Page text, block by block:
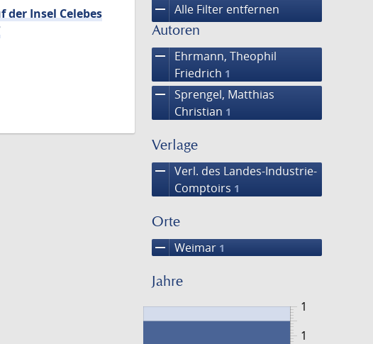
remove Alle Filter entfernen
Autoren
remove
Ehrmann, Theophil
Friedrich 1
remove
Sprengel, Matthias
Christian 1
Verlage
remove Verl. des Landes-Industrie-
Comptoirs 1
Orte
remove Weimar 1
Jahre
1
1
der Insel Celebes